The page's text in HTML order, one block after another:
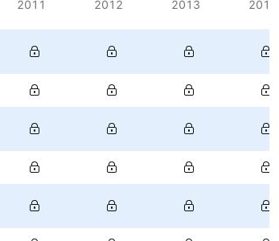
2011 2012 2013 2014